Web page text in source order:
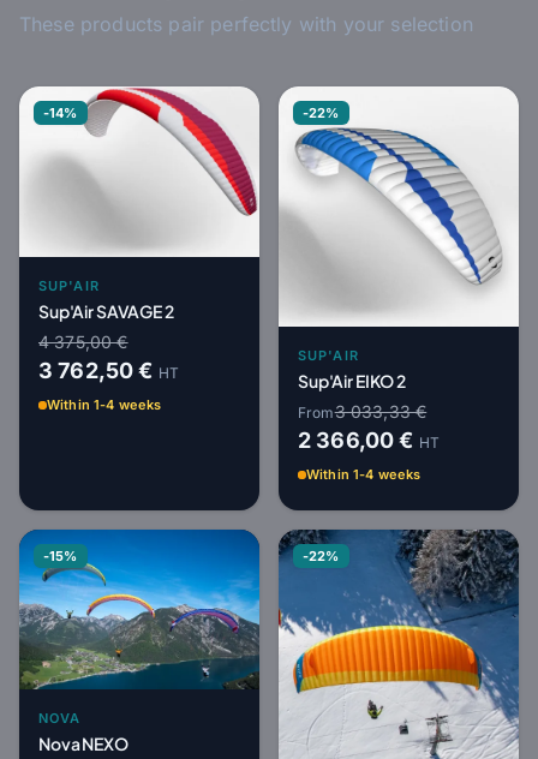
These products pair perfectly with your selection
-14%
SUP'AIR
Sup'Air SAVAGE 2
4 375,00 €
3 762,50 € HT
Within 1-4 weeks
-22%
SUP'AIR
Sup'Air EIKO 2
From3 033,33 €
2 366,00 € HT
Within 1-4 weeks
-15%
NOVA
Nova NEXO
-22%